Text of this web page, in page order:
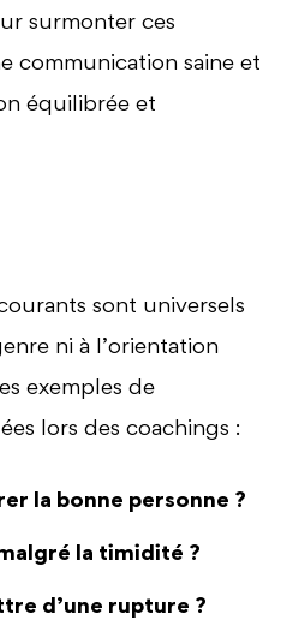
surmonter ces
communication saine et
équilibrée et
sont universels
ni à l’orientation
exemples de
lors des coachings :
la bonne personne ?
la timidité ?
d’une rupture ?